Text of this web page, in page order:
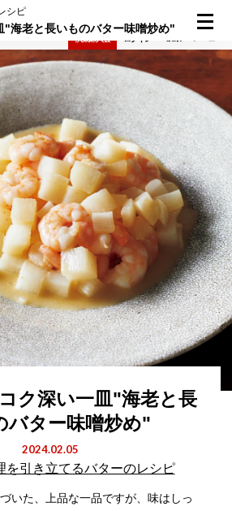
シピ
"海老と長いものバター味噌炒め"
ク深い一皿"海老と長
バター味噌炒め"
2024.02.05
を引き立てるバターのレシピ
いた、上品な一品ですが、味はしっ